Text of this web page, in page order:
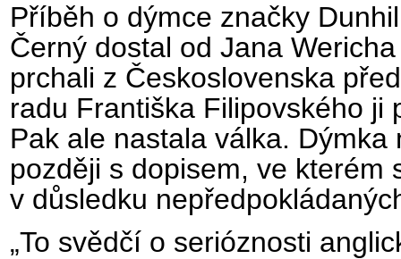
Příběh o dýmce značky
Černý dostal od Jana
prchali z Československa
radu Františka Filipovského ji
Pak ale nastala válka.
později s dopisem, ve kterém
v důsledku
„To svědčí o serióznosti